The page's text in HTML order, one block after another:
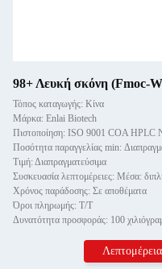
98+ Λευκή σκόνη (Fmoc-
Τόπος καταγωγής: Κίνα
Μάρκα: Enlai Biotech
Πιστοποίηση: ISO 9001 COA HPLC
Ποσότητα παραγγελίας min:
Τιμή: Διαπραγματεύσιμα
Συσκευασία λεπτομέρειες: Μέσα:
Χρόνος παράδοσης: Σε αποθέματα
Όροι πληρωμής: Τ/Τ
Δυνατότητα προσφοράς: 100
Λεπτομέρεια